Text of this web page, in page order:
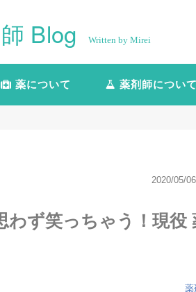
Blog Written by Mirei
薬について 薬剤師につい
2020/05/06
わず笑っちゃう！現役
薬